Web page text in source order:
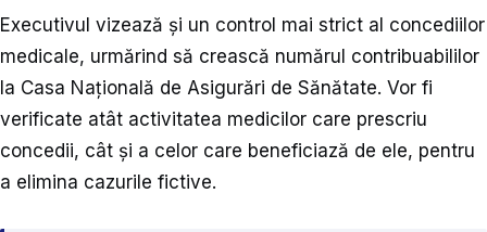
Executivul vizează și un control mai strict al concediilor
medicale, urmărind să crească numărul contribuabililor
la Casa Națională de Asigurări de Sănătate. Vor fi
verificate atât activitatea medicilor care prescriu
concedii, cât și a celor care beneficiază de ele, pentru
a elimina cazurile fictive.